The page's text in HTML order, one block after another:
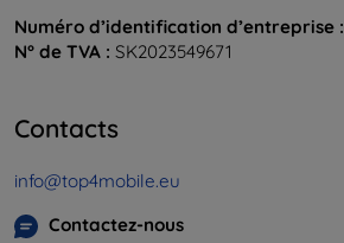
Numéro d’identification d’entreprise :
N° de TVA : SK2023549671
Contacts
info@top4mobile.eu
Contactez-nous